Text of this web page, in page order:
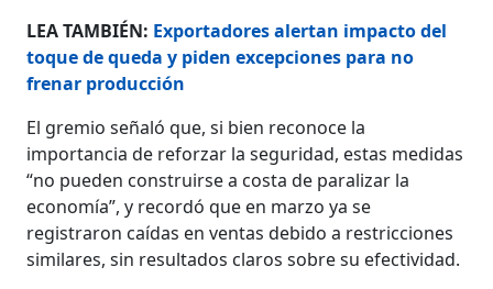
LEA TAMBIÉN: Exportadores alertan impacto del
toque de queda y piden excepciones para no
frenar producción
El gremio señaló que, si bien reconoce la
importancia de reforzar la seguridad, estas medidas
“no pueden construirse a costa de paralizar la
economía”, y recordó que en marzo ya se
registraron caídas en ventas debido a restricciones
similares, sin resultados claros sobre su efectividad.